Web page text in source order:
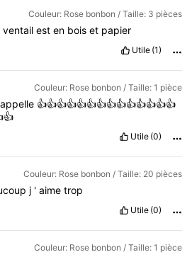
Couleur: Rose bonbon / Taille: 3 pièces
ventail est en bois et papier
Utile (1)
Couleur: Rose bonbon / Taille: 1 pièce
👍👍👍👍👍👍👍👍👍👍👍👍👍👍
Utile (0)
Couleur: Rose bonbon / Taille: 20 pièces
j ' aime trop
Utile (0)
Couleur: Rose bonbon / Taille: 1 pièce